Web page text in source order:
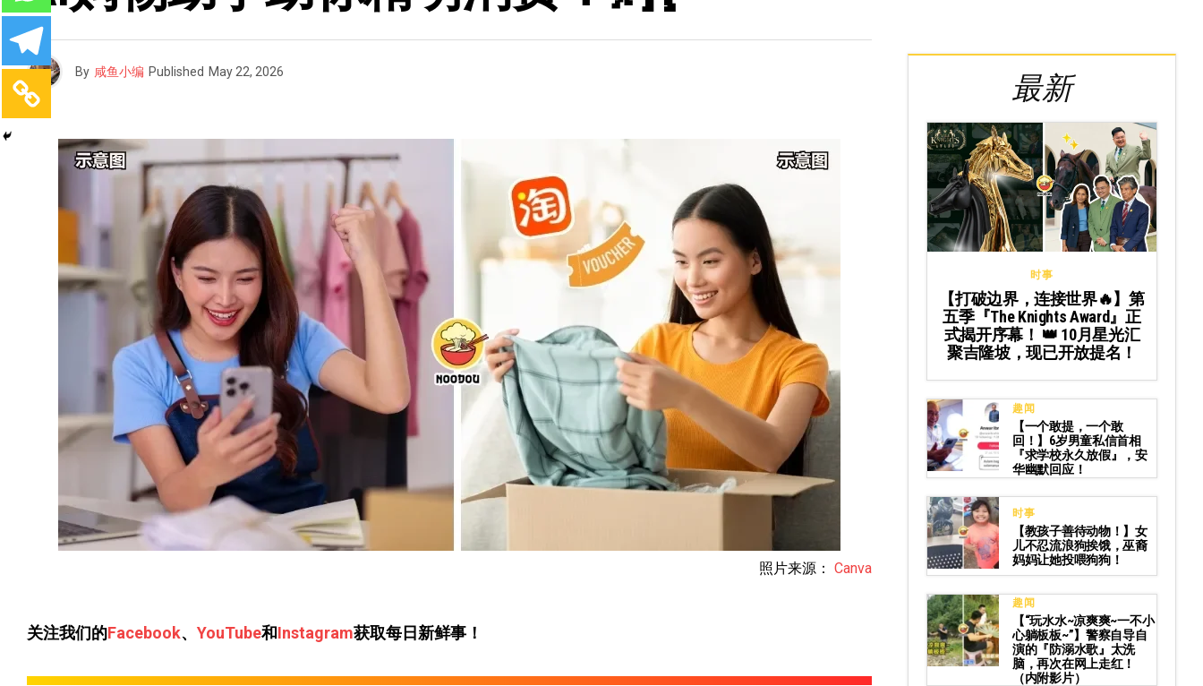
By 咸鱼小编 Published May 22, 2026
照片来源： Canva
关注我们的Facebook、 YouTube和Instagram获取每日新鲜事！
最新
时事
【打破边界，连接世界🔥】第
五季『The Knights Award』正
式揭开序幕！ 👑 10月星光汇
聚吉隆坡，现已开放提名！
趣闻
【一个敢提，一个敢
回！】6岁男童私信首相
『求学校永久放假』，安
华幽默回应！
时事
【教孩子善待动物！】女
儿不忍流浪狗挨饿，巫裔
妈妈让她投喂狗狗！
趣闻
【“玩水水~凉爽爽~一不小
心躺板板~”】警察自导自
演的『防溺水歌』太洗
脑，再次在网上走红！
（内附影片）